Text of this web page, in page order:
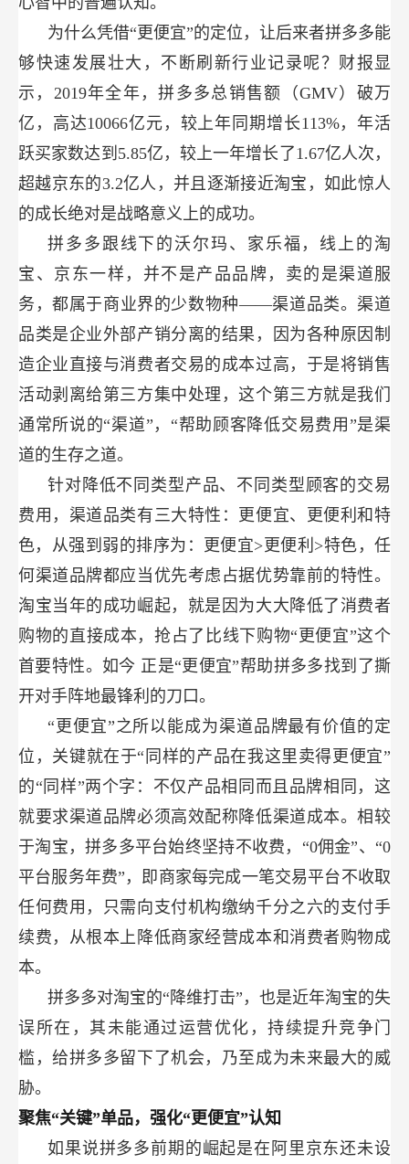
为什么凭借“更便宜”的定位，让后来者拼多多能
够快速发展壮大，不断刷新行业记录呢？财报显
示，2019年全年，拼多多总销售额（GMV）破万
亿，高达10066亿元，较上年同期增长113%，年活
跃买家数达到5.85亿，较上一年增长了1.67亿人次，
超越京东的3.2亿人，并且逐渐接近淘宝，如此惊人
的成长绝对是战略意义上的成功。
拼多多跟线下的沃尔玛、家乐福，线上的淘
宝、京东一样，并不是产品品牌，卖的是渠道服
务，都属于商业界的少数物种——渠道品类。渠道
品类是企业外部产销分离的结果，因为各种原因制
造企业直接与消费者交易的成本过高，于是将销售
活动剥离给第三方集中处理，这个第三方就是我们
通常所说的“渠道”，“帮助顾客降低交易费用”是渠
道的生存之道。
针对降低不同类型产品、不同类型顾客的交易
费用，渠道品类有三大特性：更便宜、更便利和特
色，从强到弱的排序为：更便宜>更便利>特色，任
何渠道品牌都应当优先考虑占据优势靠前的特性。
淘宝当年的成功崛起，就是因为大大降低了消费者
购物的直接成本，抢占了比线下购物“更便宜”这个
首要特性。如今 正是“更便宜”帮助拼多多找到了撕
开对手阵地最锋利的刀口。
“更便宜”之所以能成为渠道品牌最有价值的定
位，关键就在于“同样的产品在我这里卖得更便宜”
的“同样”两个字：不仅产品相同而且品牌相同，这
就要求渠道品牌必须高效配称降低渠道成本。相较
于淘宝，拼多多平台始终坚持不收费，“0佣金”、“0
平台服务年费”，即商家每完成一笔交易平台不收取
任何费用，只需向支付机构缴纳千分之六的支付手
续费，从根本上降低商家经营成本和消费者购物成
本。
拼多多对淘宝的“降维打击”，也是近年淘宝的失
误所在，其未能通过运营优化，持续提升竞争门
槛，给拼多多留下了机会，乃至成为未来最大的威
胁。
聚焦“关键”单品，强化“更便宜”认知
如果说拼多多前期的崛起是在阿里京东还未设